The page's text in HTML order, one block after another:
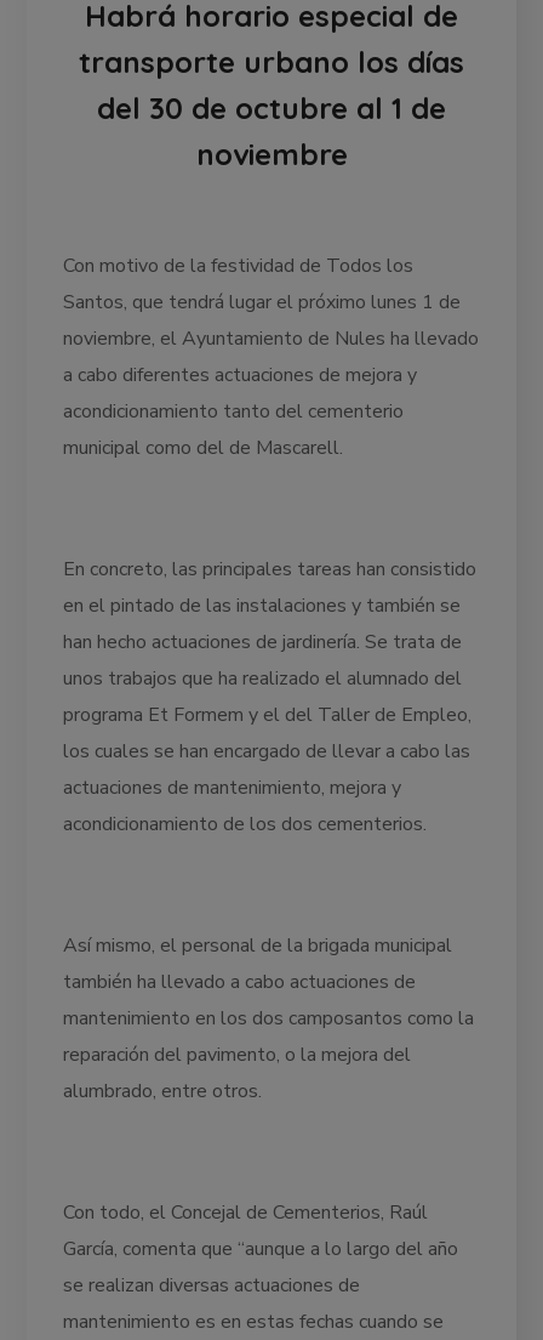
Habrá horario especial de
transporte urbano los días
del 30 de octubre al 1 de
noviembre
Con motivo de la festividad de Todos los
Santos, que tendrá lugar el próximo lunes 1 de
noviembre, el Ayuntamiento de Nules ha llevado
a cabo diferentes actuaciones de mejora y
acondicionamiento tanto del cementerio
municipal como del de Mascarell.
En concreto, las principales tareas han consistido
en el pintado de las instalaciones y también se
han hecho actuaciones de jardinería. Se trata de
unos trabajos que ha realizado el alumnado del
programa Et Formem y el del Taller de Empleo,
los cuales se han encargado de llevar a cabo las
actuaciones de mantenimiento, mejora y
acondicionamiento de los dos cementerios.
Así mismo, el personal de la brigada municipal
también ha llevado a cabo actuaciones de
mantenimiento en los dos camposantos como la
reparación del pavimento, o la mejora del
alumbrado, entre otros.
Con todo, el Concejal de Cementerios, Raúl
García, comenta que “aunque a lo largo del año
se realizan diversas actuaciones de
mantenimiento es en estas fechas cuando se